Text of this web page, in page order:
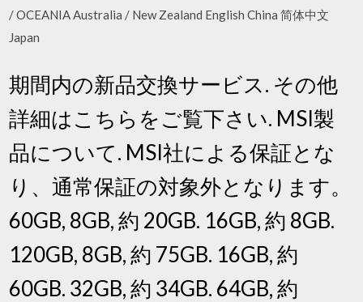
/ OCEANIA Australia / New Zealand English China 简体中文
Japan
期間内の新品交換サービス. その他
詳細はこちらをご覧下さい. MSI製
品について. MSI社による保証とな
り、通常保証の対象外となります。
60GB, 8GB, 約 20GB. 16GB, 約 8GB.
120GB, 8GB, 約 75GB. 16GB, 約
60GB. 32GB, 約 34GB. 64GB, 約